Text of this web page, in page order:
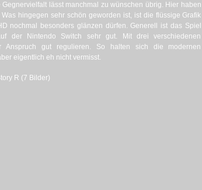
lässt manchmal zu wünschen übrig. Hier haben
hingegen sehr schön geworden ist, ist die flüssige Grafik
nochmal besonders glänzen dürfen. Generell ist das Spiel
der Nintendo Switch sehr gut. Mit drei verschiedenen
Anspruch gut regulieren. So halten sich die modernen
eigentlich eh nicht vermisst.
R (7 Bilder)